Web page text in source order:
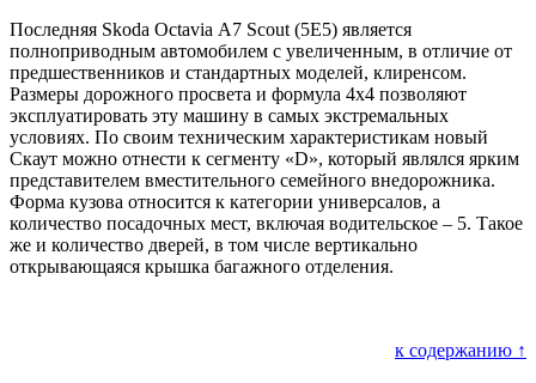
Последняя Skoda Octavia А7 Scout (5Е5) является
полноприводным автомобилем с увеличенным, в отличие от
предшественников и стандартных моделей, клиренсом.
Размеры дорожного просвета и формула 4х4 позволяют
эксплуатировать эту машину в самых экстремальных
условиях. По своим техническим характеристикам новый
Скаут можно отнести к сегменту «D», который являлся ярким
представителем вместительного семейного внедорожника.
Форма кузова относится к категории универсалов, а
количество посадочных мест, включая водительское – 5. Такое
же и количество дверей, в том числе вертикально
открывающаяся крышка багажного отделения.
к содержанию ↑